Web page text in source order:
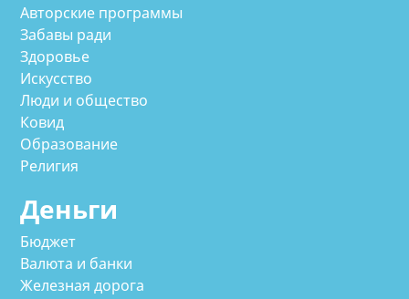
Авторские программы
Забавы ради
Здоровье
Искусство
Люди и общество
Ковид
Образование
Религия
Деньги
Бюджет
Валюта и банки
Железная дорога